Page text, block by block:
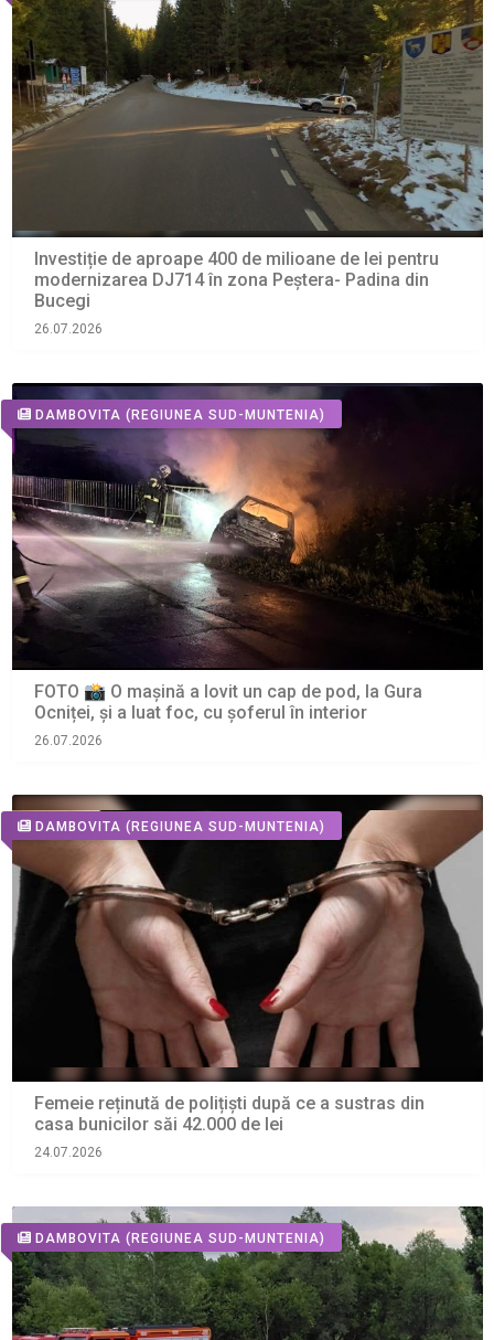
Investiție de aproape 400 de milioane de lei pentru
modernizarea DJ714 în zona Peștera- Padina din
Bucegi
26.07.2026
DAMBOVITA (REGIUNEA SUD-MUNTENIA)
FOTO 📸 O mașină a lovit un cap de pod, la Gura
Ocniței, și a luat foc, cu șoferul în interior
26.07.2026
DAMBOVITA (REGIUNEA SUD-MUNTENIA)
Femeie reținută de polițiști după ce a sustras din
casa bunicilor săi 42.000 de lei
24.07.2026
DAMBOVITA (REGIUNEA SUD-MUNTENIA)